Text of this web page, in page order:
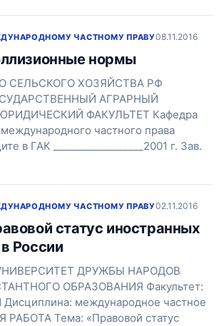
ЧАСТНОМУ ПРАВУ08.11.2016
нормы
СЕЛЬСКОГО ХОЗЯЙСТВА РФ
АГРАРНЫЙ
ФАКУЛЬТЕТ Кафедра
частного права
в ГАК __________________2001 г. Зав.
ЧАСТНОМУ ПРАВУ02.11.2016
статус иностранных
России
ДРУЖБЫ НАРОДОВ
ОБРАЗОВАНИЯ Факультет:
международное частное
РАБОТА Тема: «Правовой статус